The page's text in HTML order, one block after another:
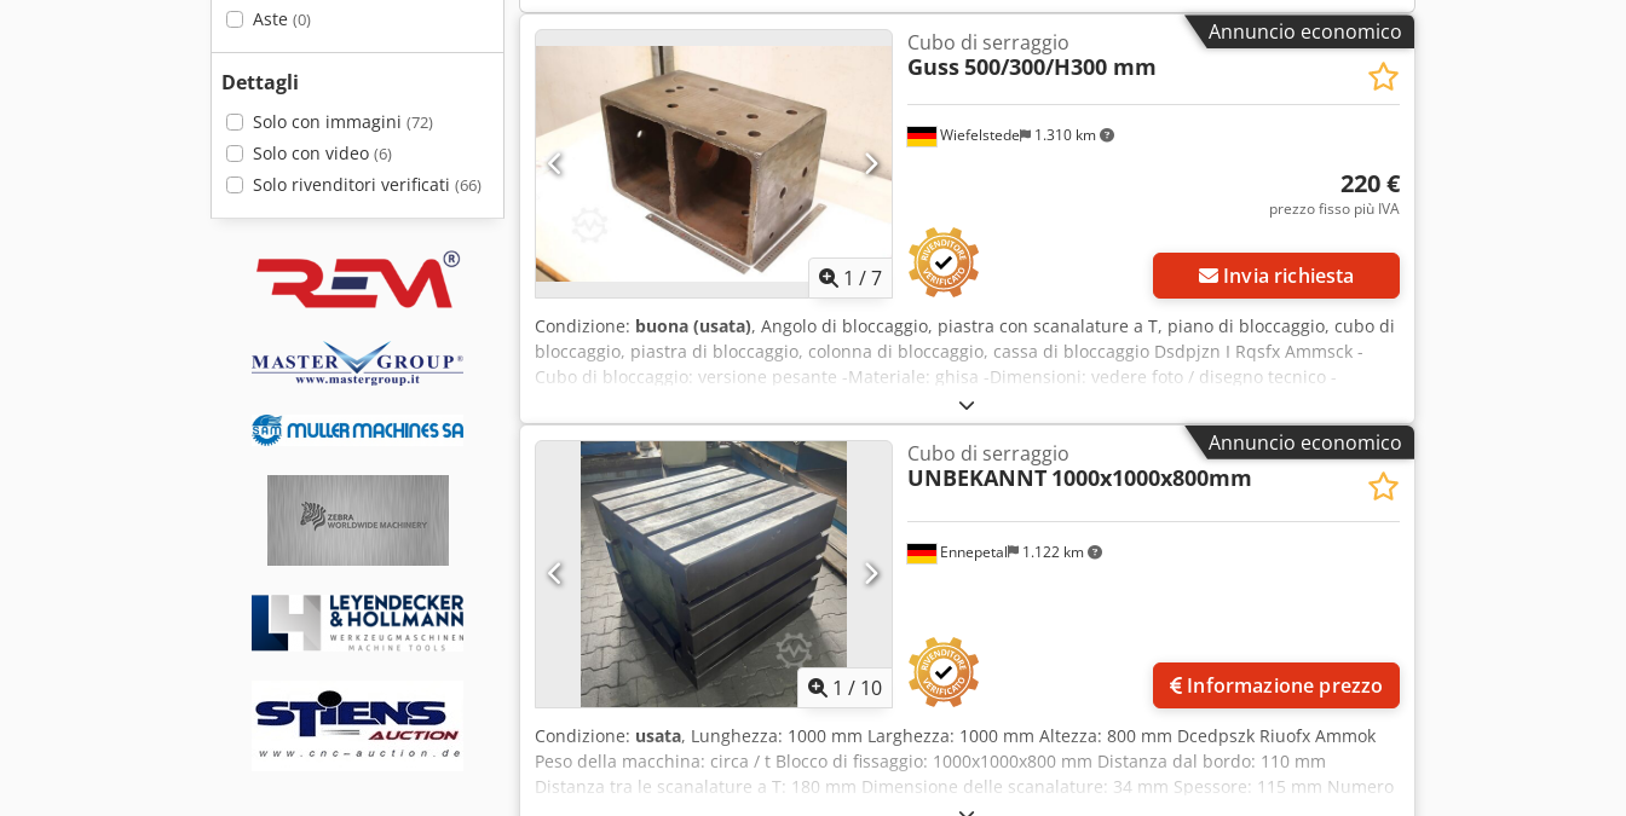
Aste (0)
Dettagli
Solo con immagini (72)
Solo con video (6)
Solo rivenditori verificati (66)
Annuncio economico
1 /7
Wiefelstede 1.310 km
Cubo di serraggio
Guss500/300/H300 mm
220 €
prezzo fisso più IVA
Invia richiesta
Condizione: buona (usata), Angolo di bloccaggio, piastra con scanalature a T, piano di bloccaggio, cubo di
bloccaggio, piastra di bloccaggio, colonna di bloccaggio, cassa di bloccaggio Dsdpjzn I Rqsfx Ammsck -
Cubo di bloccaggio: versione pesante -Materiale: ghisa -Dimensioni: vedere foto / disegno tecnico -
Quantità: 1 cubo di bloccaggio disponibile -Dimensioni: 500/300/H300 mm -Peso: 89,7 kg
Annuncio economico
1 / 10
Ennepetal 1.122 km
Cubo di serraggio
UNBEKANNT 1000x1000x800mm
Informazione prezzo
Condizione: usata, Lunghezza: 1000 mm Larghezza: 1000 mm Altezza: 800 mm Dcedpszk Riuofx Ammok
Peso della macchina: circa / t Blocco di fissaggio: 1000x1000x800 mm Distanza dal bordo: 110 mm
Distanza tra le scanalature a T: 180 mm Dimensione delle scanalature: 34 mm Spessore: 115 mm Numero